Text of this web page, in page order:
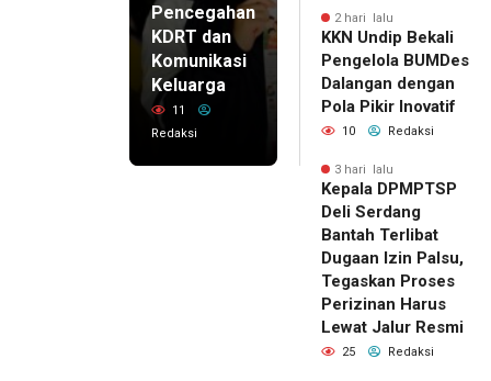
Pencegahan
KDRT dan
Komunikasi
Keluarga
11
Redaksi
2 hari lalu
KKN Undip Bekali
Pengelola BUMDes
Dalangan dengan
Pola Pikir Inovatif
10 Redaksi
3 hari lalu
Kepala DPMPTSP
Deli Serdang
Bantah Terlibat
Dugaan Izin Palsu,
Tegaskan Proses
Perizinan Harus
Lewat Jalur Resmi
25 Redaksi